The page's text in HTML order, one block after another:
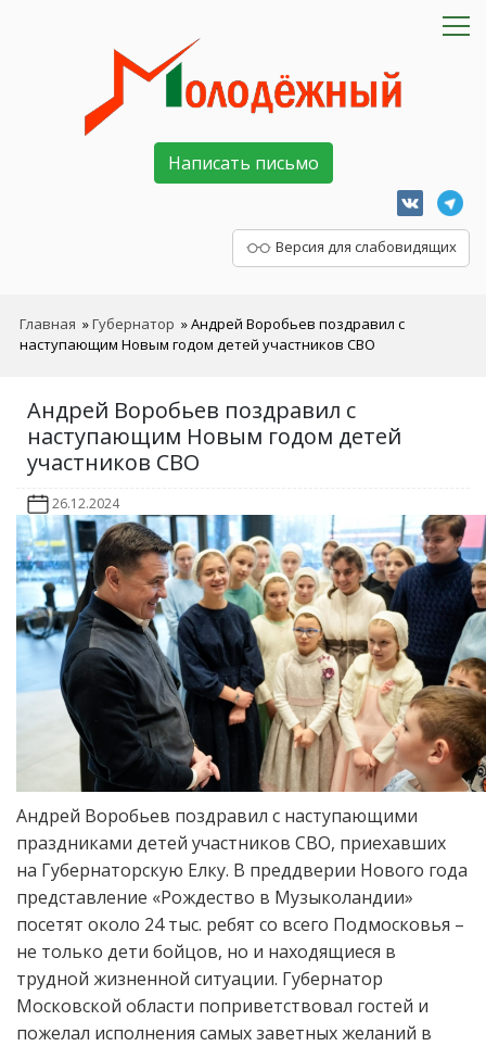
Написать письмо
Версия для слабовидящих
Главная »Губернатор »Андрей Воробьев поздравил с
наступающим Новым годом детей участников СВО
Андрей Воробьев поздравил с
наступающим Новым годом детей
участников СВО
26.12.2024
Андрей Воробьев поздравил с наступающими
праздниками детей участников СВО, приехавших
на Губернаторскую Елку. В преддверии Нового года
представление «Рождество в Музыколандии»
посетят около 24 тыс. ребят со всего Подмосковья –
не только дети бойцов, но и находящиеся в
трудной жизненной ситуации. Губернатор
Московской области поприветствовал гостей и
пожелал исполнения самых заветных желаний в